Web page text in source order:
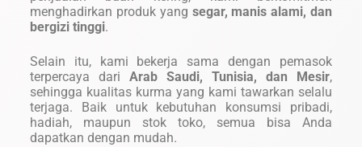
menghadirkan produk yang segar, manis alami, dan
bergizi tinggi.
Selain itu, kami bekerja sama dengan pemasok
terpercaya dari Arab Saudi, Tunisia, dan Mesir,
sehingga kualitas kurma yang kami tawarkan selalu
terjaga. Baik untuk kebutuhan konsumsi pribadi,
hadiah, maupun stok toko, semua bisa Anda
dapatkan dengan mudah.